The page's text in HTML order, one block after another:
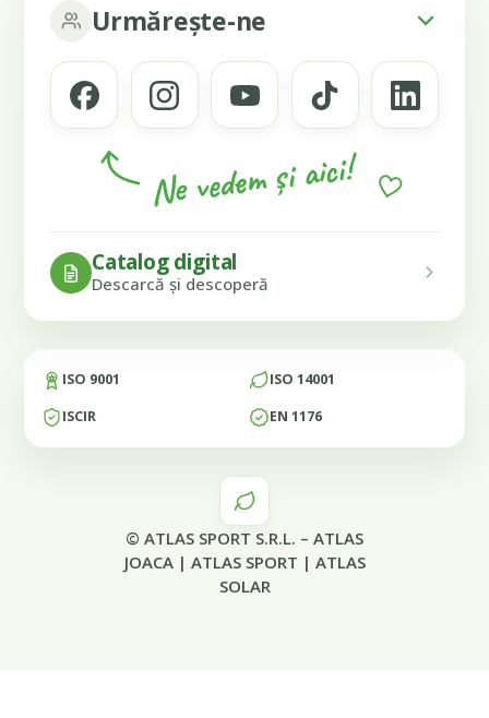
Urmărește-ne
Ne vedem și aici!
Catalog digital
Descarcă și descoperă
ISO 9001
ISO 14001
ISCIR
EN 1176
© ATLAS SPORT S.R.L. – ATLAS
JOACA| ATLAS SPORT | ATLAS
SOLAR